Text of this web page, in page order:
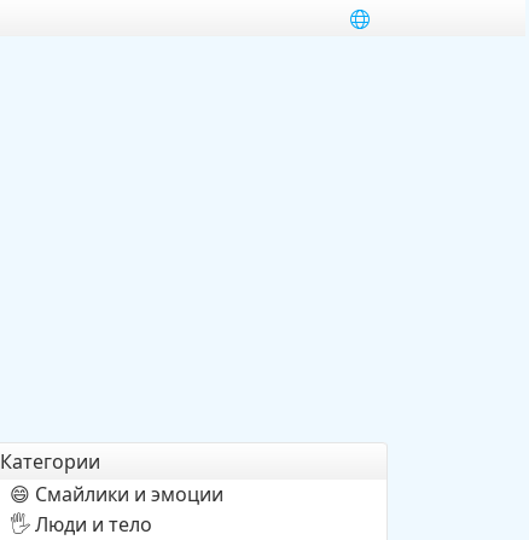
Категории
😄 Смайлики и эмоции
🖐️ Люди и тело